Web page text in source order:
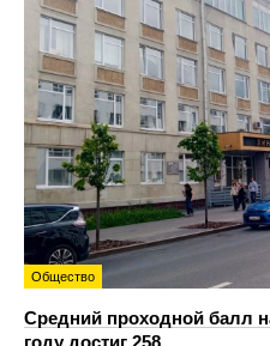
Общество
Средний проходной балл
году достиг 258